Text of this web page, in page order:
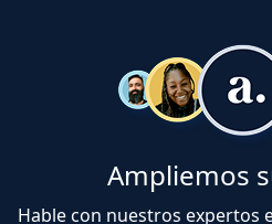
Ampliemos
Hable con nuestros expertos